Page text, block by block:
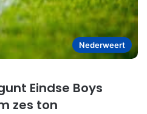
Nederweert
Eindse Boys
zes ton